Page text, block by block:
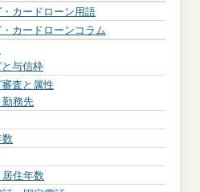
カードローン用語
カードローンコラム
与信枠
査と属性
務先
数
住年数